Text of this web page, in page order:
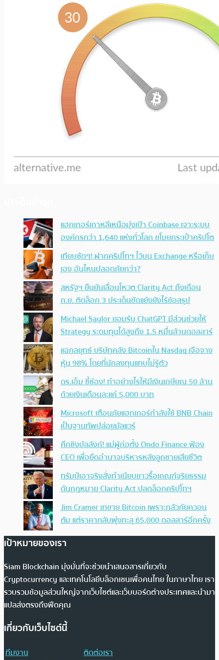
แฮกเกอร์เกาหลีเหนือมุ่งเป้า Coinbase เจาะระบบ
องค์กรกว่า 1,640 แห่งทั่วโลก ขโมยกระเป๋าคริปโต
เทียบชัดๆ! ฝากคริปโทฯ ไว้บน Exchange หรือเก็บ
เอง อันไหนปลอดภัยกว่า?
สหรัฐฯ ยืนยันเลื่อนโหวต Clarity Act ถึงเดือน
ก.ย. ติดล็อก 3 ประเด็นขัดแย้งยังไร้ข้อสรุป
Michael Saylor ยอมรับ ChatGPT มีส่วนช่วยให้
Strategy ระดมทุนได้สูงถึง 1.5 หมื่นล้านดอลลาร์
แฉกลยุทธ์ บริษัทคลัง Bitcoinใน Nasdaq เจือจาง
หุ้น 98% โดยที่นักลงทุนแทบไม่รู้ตัว
ดร.เอ็ม ชี้ช่อง! ทำอย่างไรให้มีเงินเกษียณ 50 ล้าน
ด้วยเงินเดือนละแค่ 5,000 บาท
Microsoft เตือนภัยแฮกเกอร์กำลังใช้ BNB Chain
เป็นฐานทัพปล่อยมัลแวร์
ศึกชิงบัลลังก์! แม่ผู้ก่อตั้ง Ondo Finance ฟ้อง
CEO เพื่อยึดอำนาจบริหารหลังลูกชายเสียชีวิต
ทรัมป์เอาจริง สั่งทำเนียบขาวรื้อเกณฑ์จริยธรรม
ดันกฎหมาย Clarity Act ปลดล็อกคริปโทฯ
Jim Cramer เทขาย Bitcoin เพราะกลัวภัยควอน
ตัม แต่ราคากลับพุ่งทะลุ 65,000 ดอลลาร์อีกครั้ง
เป้าหมายของเรา
Siam Blockchain มุ่งมั่นที่จะช่วยนำเสนอสารเกี่ยวกับ
Cryptocurrency และเทคโนโลยีบล็อกเชนเพื่อคนไทย ในภาษาไทย เรา
รวบรวมข้อมูลส่วนใหญ่จากเว็บไซต์และเว็บบอร์ดต่างประเทศและนำมา
แปลส่งตรงถึงฟีดคุณ
เกี่ยวกับเว็บไซต์นี้
ทีมงาน
ติดต่อเรา